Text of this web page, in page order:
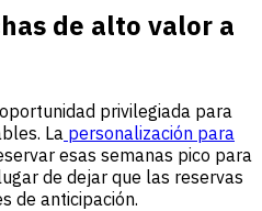
de alto valor a
privilegiada para
La personalización para
esas semanas pico para
de dejar que las reservas
de anticipación.